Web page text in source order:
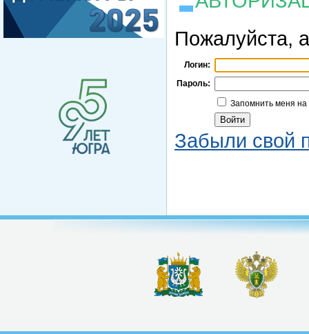
Пожалуйста,
Логин:
Пароль:
Запомнить меня
Забыли свой